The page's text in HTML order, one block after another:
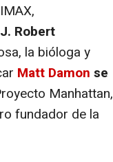
Robert
la bióloga y
Matt Damon se
Manhattan,
fundador de la